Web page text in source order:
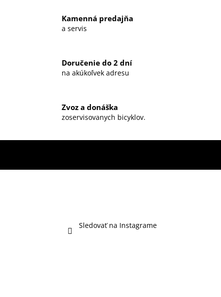
Kamenná predajňa
a servis
Doručenie do 2 dní
na akúkoľvek adresu
Zvoz a donáška
zoservisovanych bicyklov.
Sledovať na Instagrame